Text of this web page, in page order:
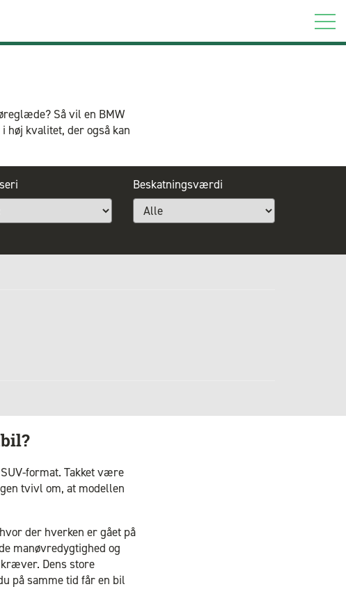
Så vil en BMW
høj kvalitet, der også kan
Beskatningsværdi
format. Takket være
tvivl om, at modellen
der hverken er gået på
manøvredygtighed og
Dens store
på samme tid får en bil